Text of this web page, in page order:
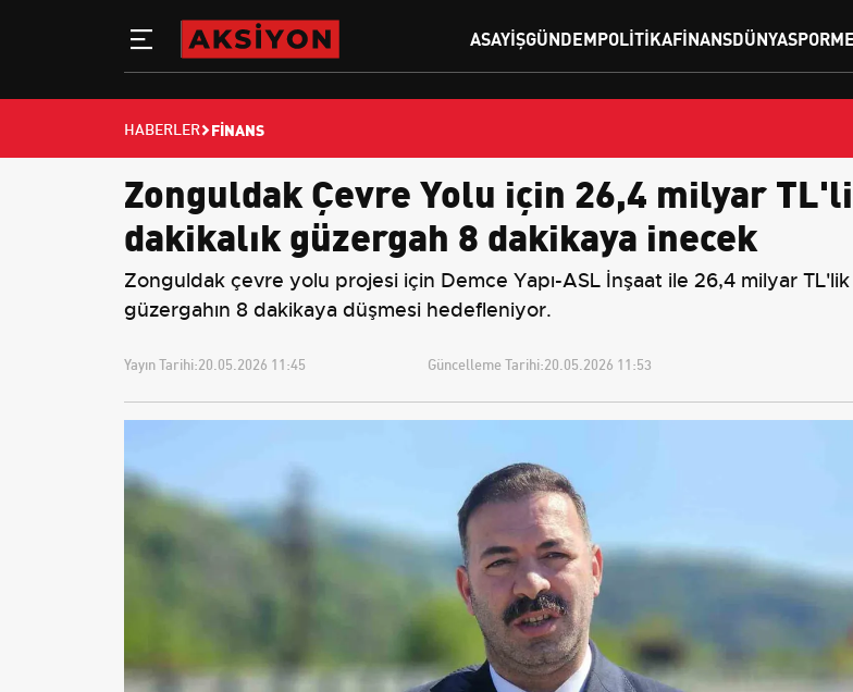
ASAYIŞGÜNDEMPOLITIKAFINANSDÜNYASPOR
HABERLER FINANS
Zonguldak Çevre Yolu için 26,4 milyar
dakikalık güzergah 8 dakikaya inecek
Zonguldak çevre yolu projesi için Demce Yapı-ASL İnşaat ile 26,4 milyar
güzergahın 8 dakikaya düşmesi hedefleniyor.
Yayın Tarihi:20.05.2026 11:45 Güncelleme Tarihi:20.05.2026 11:53